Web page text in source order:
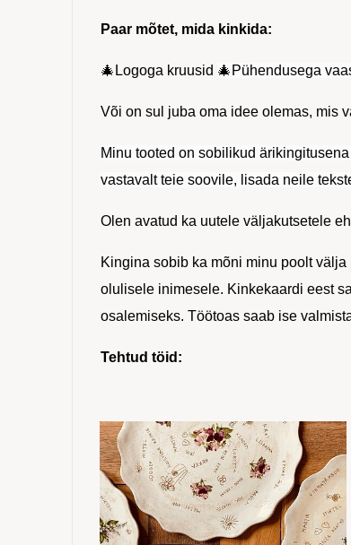
Paar mõtet, mida kinkida:
🎄Logoga kruusid 🎄Pühendusega
Või on sul juba oma idee olemas, mis
Minu tooted on sobilikud
vastavalt teie soovile, lisada neile
Olen avatud ka uutele väljakutsetele
Kingina sobib ka mõni minu poolt
olulisele inimesele. Kinkekaardi eest
osalemiseks. Töötoas saab ise
Tehtud töid: